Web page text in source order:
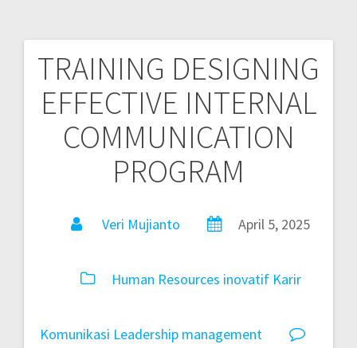
TRAINING DESIGNING
EFFECTIVE INTERNAL
COMMUNICATION
PROGRAM
Veri Mujianto April 5, 2025
Human Resources inovatif Karir
Komunikasi Leadership management